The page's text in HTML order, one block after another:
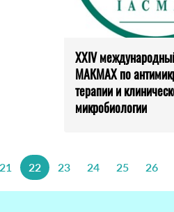
XXIV
МАКМАХ по
терапии и
микробиологии
22 23 24 25 26